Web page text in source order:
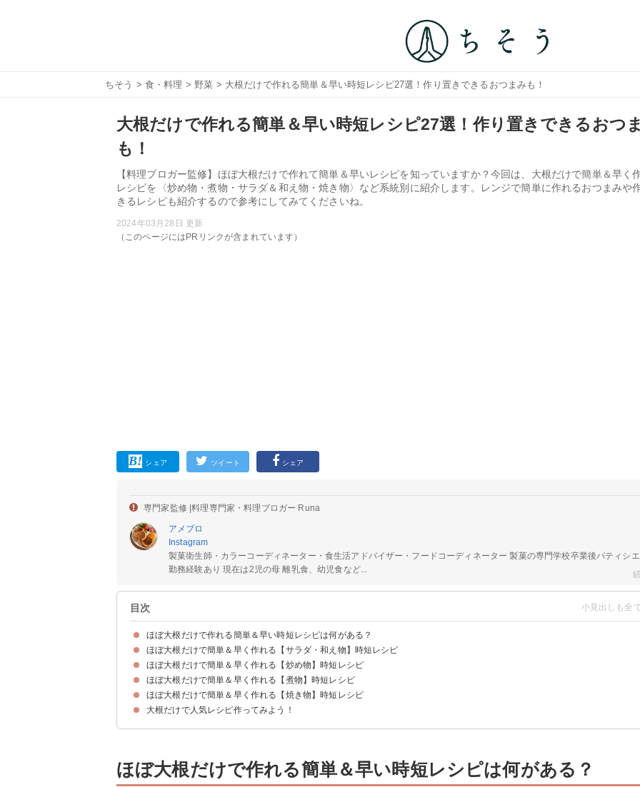
ちそう > 食・料理 > 野菜 > 大根だけで作れる簡単＆早い時短レシピ27選！作り置きできるおつまみも！
大根だけで作れる簡単＆早い時短レシピ27選！作り置きできるおつ
も！
【料理ブロガー監修】ほぼ大根だけで作れて簡単＆早いレシピを知っていますか？今回は、大根だけで簡単＆早く
レシピを〈炒め物・煮物・サラダ＆和え物・焼き物〉など系統別に紹介します。レンジで簡単に作れるおつまみや
きるレシピも紹介するので参考にしてみてくださいね。
2024年03月28日 更新
（このページにはPRリンクが含まれています）
シェア ツイート シェア
専門家監修 |料理専門家・料理ブロガー Runa
アメブロ
Instagram
製菓衛生師・カラーコーディネーター・食生活アドバイザー・フードコーディネーター 製菓の専門学校卒業後パティシ
勤務経験あり 現在は2児の母 離乳食、幼児食など...
目次
ほぼ大根だけで作れる簡単＆早い時短レシピは何がある？
ほぼ大根だけで簡単＆早く作れる【サラダ・和え物】時短レシピ
①大根だけでも美味しいハニーマヨサラダ【5分】
②レンジで簡単大根の塩和え【5分】
③大根だけでも美味しいオイマヨサラダ【10分】
④大根のオリーブオイルサラダ【15分】
⑤大根だけでも美味しい柚子胡椒サラダ【5分】
⑥大根のゆかりマヨ和え【10分】
⑦作り置きに大根のキムチ和え【10分】
ほぼ大根だけで簡単＆早く作れる【炒め物】時短レシピ
①作り置きにおすすめ大根の炒め物【10分】
②大根の甘味噌炒め【10分】
③大根の洋風炒め【15分】
④作り置きにおすすめ大根のおかか炒め【5分】
⑤おつまみに大根のカレー炒め【5分】
⑥大根のコチュジャン炒め【10分】
⑦大根だけでも美味しいきんぴら炒め【10分】
⑧大根の塩昆布炒め【5分】
ほぼ大根だけで簡単＆早く作れる【煮物】時短レシピ
①人気1位大根の煮物【15分】
②圧力鍋で時短大根のコンソメ煮【10分】
③すき焼きのタレで大根だけの簡単煮物【15分】
④シンプルな大根の煮物【15分】
⑤大根の麻婆風【15分】
⑥大根のさっぱり煮【15分】
⑦作り置きに大根の福神漬け【15分】
⑧大根のおでん風煮込み【20分】
ほぼ大根だけで簡単＆早く作れる【焼き物】時短レシピ
①レンジで簡単大根のステーキ【15分】
②大根だけの簡単チヂミ【15分】
③酢醤油の大根ステーキ【15分】
④大根だけでも美味しい甘辛醤油煮【15分】
大根だけで人気レシピ作ってみよう！
ほぼ大根だけで作れる簡単＆早い時短レシピは何がある？